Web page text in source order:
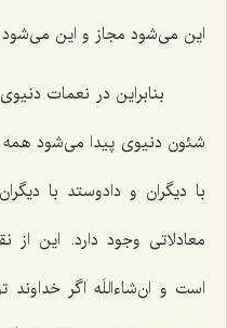
این می‌شود مجاز و این
بنابراین در نعمات
شئون دنیوی پیدا می‌شود همه
با دیگران و دادوستد با
معادلاتی وجود دارد. این
است و ان‌شاءاللَه اگر